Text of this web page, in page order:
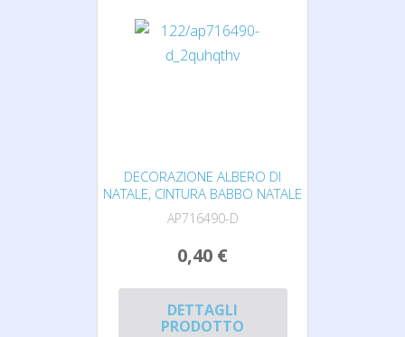
DECORAZIONE ALBERO DI
NATALE, CINTURA BABBO NATALE
AP716490-D
0,40 €
DETTAGLI
PRODOTTO